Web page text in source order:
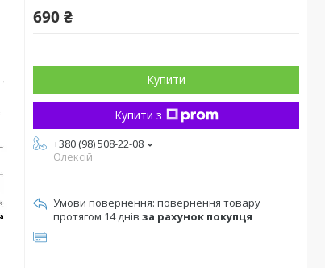
690 ₴
Купити
Купити з
+380 (98) 508-22-08
Олексій
повернення товару
протягом 14 днів за рахунок покупця